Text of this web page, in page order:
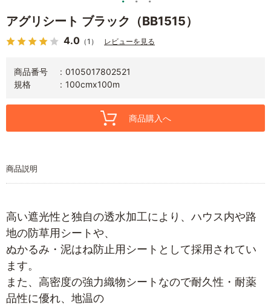
アグリシート ブラック（BB1515）
4.0 （1） レビューを見る
商品番号
0105017802521
規格
100cmx100m
商品購入へ
商品説明
高い遮光性と独自の透水加工により、ハウス内や路
地の防草用シートや、
ぬかるみ・泥はね防止用シートとして採用されてい
ます。
また、高密度の強力織物シートなので耐久性・耐薬
品性に優れ、地温の